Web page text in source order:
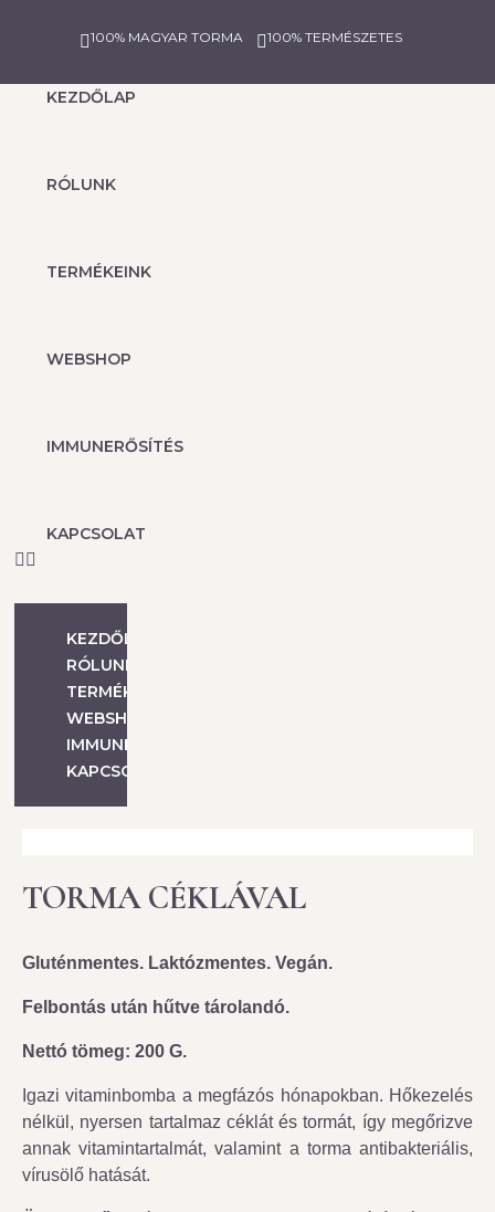
100% MAGYAR TORMA 100% TERMÉSZETES
KEZDŐLAP
RÓLUNK
TERMÉKEINK
WEBSHOP
IMMUNERŐSÍTÉS
KAPCSOLAT
KEZDŐLAP
RÓLUNK
TERMÉKEINK
WEBSHOP
IMMUNERŐSÍTÉS
KAPCSOLAT
TORMA CÉKLÁVAL
Gluténmentes. Laktózmentes. Vegán.
Felbontás után hűtve tárolandó.
Nettó tömeg: 200 G.
Igazi vitaminbomba a megfázós hónapokban. Hőkezelés
nélkül, nyersen tartalmaz céklát és tormát, így megőrizve
annak vitamintartalmát, valamint a torma antibakteriális,
vírusölő hatását.